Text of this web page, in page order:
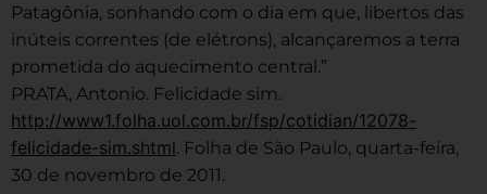
Patagônia, sonhando com o dia em que, libertos das
inúteis correntes (de elétrons), alcançaremos a terra
prometida do aquecimento central.”
PRATA, Antonio. Felicidade sim.
http://www1.folha.uol.com.br/fsp/cotidian/12078-
felicidade-sim.shtml. Folha de São Paulo, quarta-feira,
30 de novembro de 2011.